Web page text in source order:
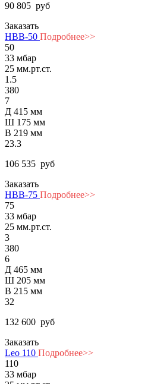
90 805 руб
Заказать
НВВ-50 Подробнее>>
50
33 мбар
25 мм.рт.ст.
1.5
380
7
Д 415 мм
Ш 175 мм
В 219 мм
23.3
106 535 руб
Заказать
НВВ-75 Подробнее>>
75
33 мбар
25 мм.рт.ст.
3
380
6
Д 465 мм
Ш 205 мм
В 215 мм
32
132 600 руб
Заказать
Leo 110 Подробнее>>
110
33 мбар